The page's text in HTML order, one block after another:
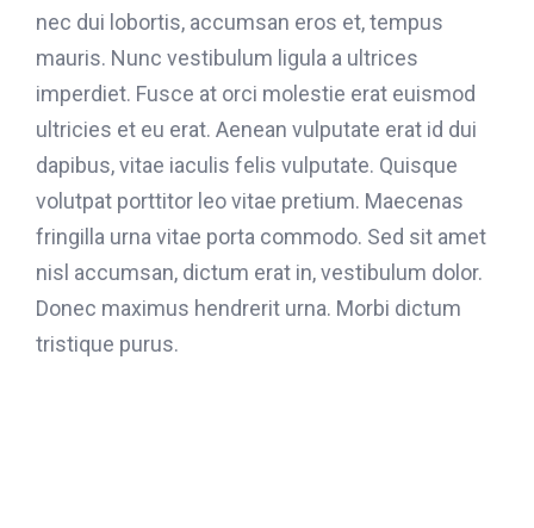
nec dui lobortis, accumsan eros et, tempus
mauris. Nunc vestibulum ligula a ultrices
imperdiet. Fusce at orci molestie erat euismod
ultricies et eu erat. Aenean vulputate erat id dui
dapibus, vitae iaculis felis vulputate. Quisque
volutpat porttitor leo vitae pretium. Maecenas
fringilla urna vitae porta commodo. Sed sit amet
nisl accumsan, dictum erat in, vestibulum dolor.
Donec maximus hendrerit urna. Morbi dictum
tristique purus.